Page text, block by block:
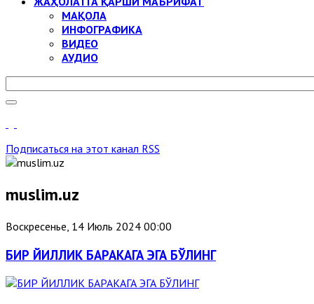
МАҚОЛА
ИНФОГРАФИКА
ВИДЕО
АУДИО
Подписаться на этот канал RSS
muslim.uz
Воскресенье, 14 Июль 2024 00:00
БИР ЙИЛЛИК БАРАКАГА ЭГА БЎЛИНГ